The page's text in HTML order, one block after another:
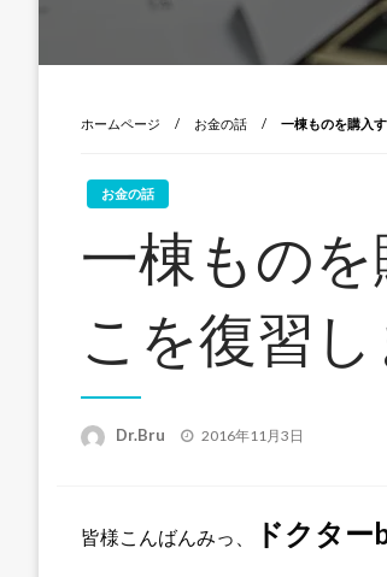
ホームページ お金の話 一棟ものを購入
お金の話
一棟もの
こを復習
Dr.Bru
投
2016年11月3日
皆様こんばんみっ、 ドクター